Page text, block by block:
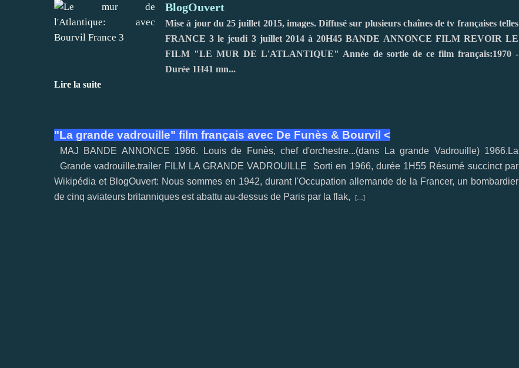
BlogOuvert
Mise à jour du 25 juillet 2015, images. Diffusé sur plusieurs chaînes de tv françaises telles
FRANCE 3 le jeudi 3 juillet 2014 à 20H45 BANDE ANNONCE FILM REVOIR LE
FILM "LE MUR DE L'ATLANTIQUE" Année de sortie de ce film français:1970 -
Durée 1H41 mn...
Lire la suite
"La grande vadrouille" film français avec De Funès & Bourvil <
MAJ BANDE ANNONCE 1966. Louis de Funès, chef d'orchestre...(dans La grande Vadrouille) 1966.La
Grande vadrouille.trailer FILM LA GRANDE VADROUILLE Sorti en 1966, durée 1H55 Résumé succinct par
Wikipédia et BlogOuvert: Nous sommes en 1942, durant l'Occupation allemande de la Francer, un bombardier
de cinq aviateurs britanniques est abattu au-dessus de Paris par la flak,
[…]